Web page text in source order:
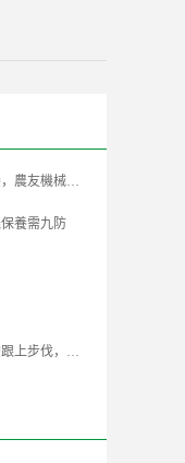
農用動力機械的維護與保養，農友機械來告訴您！
養需九防
農機高速發展，農機維修需跟上步伐，農友機械來指導您！